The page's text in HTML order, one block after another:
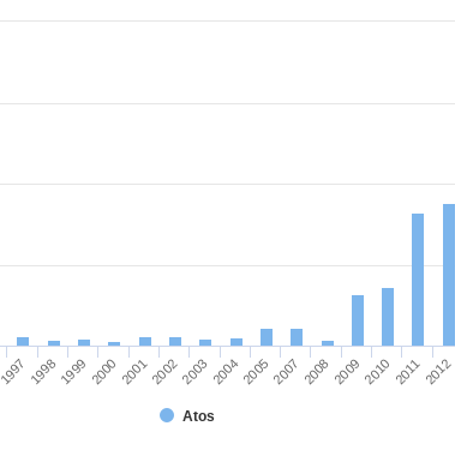
Atos
1997 19981999 2000 200120022003 200420052007 2008 20092010 20112012